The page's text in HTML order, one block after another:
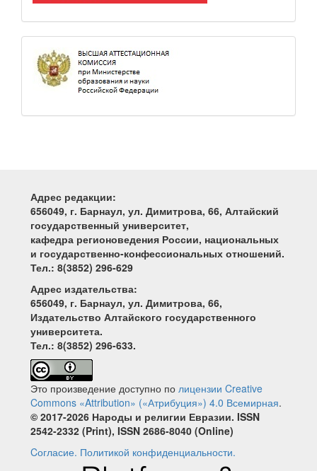
Адрес редакции:
656049, г. Барнаул, ул. Димитрова, 66, Алтайский
государственный университет,
кафедра регионоведения России, национальных
и государственно-конфессиональных отношений.
Тел.: 8(3852) 296-629
Адрес издательства:
656049, г. Барнаул, ул. Димитрова, 66,
Издательство Алтайского государственного
университета.
Тел.: 8(3852) 296-633.
Это произведение доступно по лицензии Creative
Commons «Attribution» («Атрибуция») 4.0 Всемирная.
© 2017-2026 Народы и религии Евразии. ISSN
2542-2332 (Print), ISSN 2686-8040 (Online)
Cогласие. Политикой конфиденциальности.